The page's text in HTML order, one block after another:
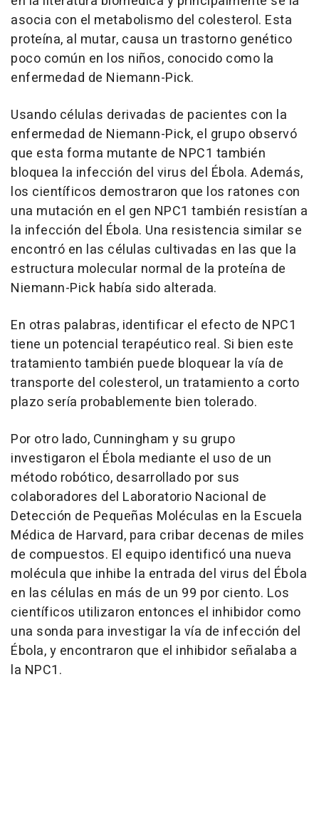
asocia con el metabolismo del colesterol. Esta
proteína, al mutar, causa un trastorno genético
poco común en los niños, conocido como la
enfermedad de Niemann-Pick.
Usando células derivadas de pacientes con la
enfermedad de Niemann-Pick, el grupo observó
que esta forma mutante de NPC1 también
bloquea la infección del virus del Ébola. Además,
los científicos demostraron que los ratones con
una mutación en el gen NPC1 también resistían a
la infección del Ébola. Una resistencia similar se
encontró en las células cultivadas en las que la
estructura molecular normal de la proteína de
Niemann-Pick había sido alterada.
En otras palabras, identificar el efecto de NPC1
tiene un potencial terapéutico real. Si bien este
tratamiento también puede bloquear la vía de
transporte del colesterol, un tratamiento a corto
plazo sería probablemente bien tolerado.
Por otro lado, Cunningham y su grupo
investigaron el Ébola mediante el uso de un
método robótico, desarrollado por sus
colaboradores del Laboratorio Nacional de
Detección de Pequeñas Moléculas en la Escuela
Médica de Harvard, para cribar decenas de miles
de compuestos. El equipo identificó una nueva
molécula que inhibe la entrada del virus del Ébola
en las células en más de un 99 por ciento. Los
científicos utilizaron entonces el inhibidor como
una sonda para investigar la vía de infección del
Ébola, y encontraron que el inhibidor señalaba a
la NPC1.